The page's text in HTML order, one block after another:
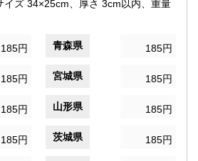
イズ 34×25cm、厚さ 3cm以内、重量
185円 青森県 185円
185円 宮城県 185円
185円 山形県 185円
185円 茨城県 185円